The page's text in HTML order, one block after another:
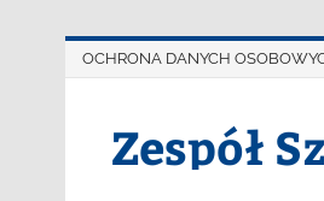
OCHRONA DANYCH
Zespół